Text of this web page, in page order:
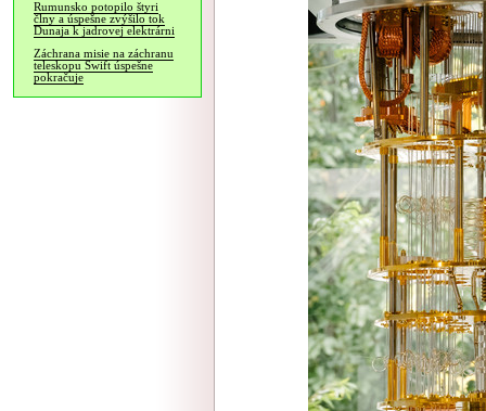
Rumunsko potopilo štyri
člny a úspešne zvýšilo tok
Dunaja k jadrovej elektrárni
Záchrana misie na záchranu
teleskopu Swift úspešne
pokračuje